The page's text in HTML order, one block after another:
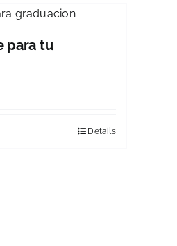
para tu
Details